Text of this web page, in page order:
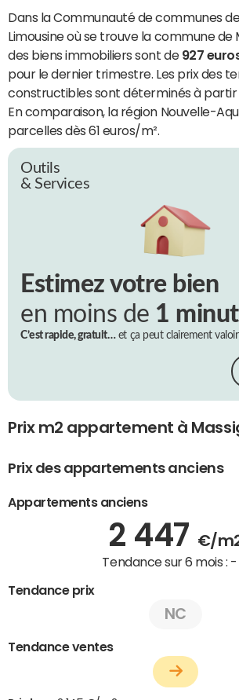
Dans la Communauté de communes
Limousine où se trouve la commune de
des biens immobiliers sont de 927
pour le dernier trimestre. Les prix des
constructibles sont déterminés à partir
En comparaison, la région Nouvelle-
parcelles dès 61 euros/m².
Outils
& Services
Estimez votre bien
en moins de 1
C’est rapide, gratuit…et ça peut clairement
Prix m2 appartement à
Prix des appartements anciens
Appartements anciens
2 447 €/
Tendance sur 6 mois : -
Tendance prix
NC
Tendance ventes